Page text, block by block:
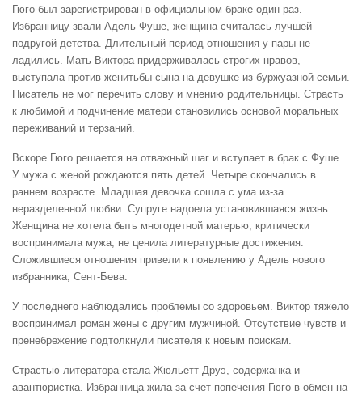
Гюго был зарегистрирован в официальном браке один раз.
Избранницу звали Адель Фуше, женщина считалась лучшей
подругой детства. Длительный период отношения у пары не
ладились. Мать Виктора придерживалась строгих нравов,
выступала против женитьбы сына на девушке из буржуазной семьи.
Писатель не мог перечить слову и мнению родительницы. Страсть
к любимой и подчинение матери становились основой моральных
переживаний и терзаний.
Вскоре Гюго решается на отважный шаг и вступает в брак с Фуше.
У мужа с женой рождаются пять детей. Четыре скончались в
раннем возрасте. Младшая девочка сошла с ума из-за
неразделенной любви. Супруге надоела установившаяся жизнь.
Женщина не хотела быть многодетной матерью, критически
воспринимала мужа, не ценила литературные достижения.
Сложившиеся отношения привели к появлению у Адель нового
избранника, Сент-Бева.
У последнего наблюдались проблемы со здоровьем. Виктор тяжело
воспринимал роман жены с другим мужчиной. Отсутствие чувств и
пренебрежение подтолкнули писателя к новым поискам.
Страстью литератора стала Жюльетт Друэ, содержанка и
авантюристка. Избранница жила за счет попечения Гюго в обмен на